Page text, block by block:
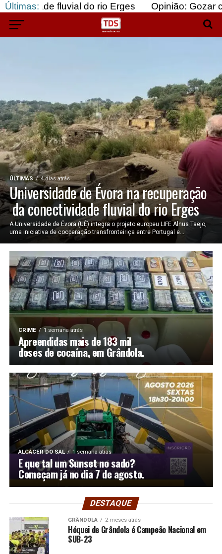
Últimas:
do rio Erges Opinião: Gozar com doentes e
ÚLTIMAS 4 dias atrás
Universidade de Évora na recuperação
da conectividade fluvial do rio Erges
A Universidade de Évora (UÉ) integra o projeto europeu LIFE Alnus Taejo,
uma iniciativa de cooperação transfronteiriça entre Portugal e...
CRIME 1 semana atrás
Apreendidas mais de 183 mil
doses de cocaína, em Grândola.
ALCÁCER DO SAL 1 semana atrás
E que tal um Sunset no sado?
Começam já no dia 7 de agosto.
DESTAQUE
GRÂNDOLA 2 meses atrás
Hóquei de Grândola é Campeão Nacional em
SUB-23